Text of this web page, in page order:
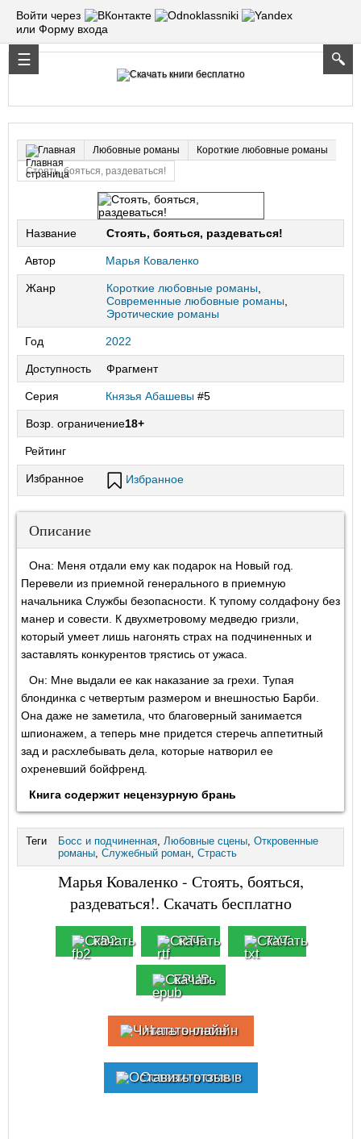
Войти через
или Форму входа
Главная Любовные романы
Короткие любовные романы
Стоять, бояться, раздеваться!
Название Стоять, бояться, раздеваться!
Автор Марья Коваленко
Жанр Короткие любовные романы,
Современные любовные романы,
Эротические романы
Год 2022
Доступность Фрагмент
Серия Князья Абашевы #5
Возр. ограничение18+
Рейтинг
Избранное Избранное
Описание
Она: Меня отдали ему как подарок на Новый год.
Перевели из приемной генерального в приемную
начальника Службы безопасности. К тупому солдафону без
манер и совести. К двухметровому медведю гризли,
который умеет лишь нагонять страх на подчиненных и
заставлять конкурентов трястись от ужаса.
Он: Мне выдали ее как наказание за грехи. Тупая
блондинка с четвертым размером и внешностью Барби.
Она даже не заметила, что благоверный занимается
шпионажем, а теперь мне придется стеречь аппетитный
зад и расхлебывать дела, которые натворил ее
охреневший бойфренд.
Книга содержит нецензурную брань
Теги Босс и подчиненная, Любовные сцены, Откровенные
романы, Служебный роман, Страсть
Марья Коваленко - Стоять, бояться,
раздеваться!. Скачать бесплатно
FB2 RTF TXT
EPUB
Читать онлайн
Оставить отзыв